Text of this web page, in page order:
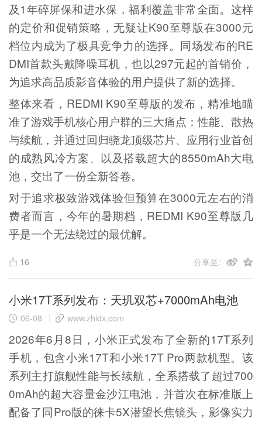
及1年碎屏保和进水保，福利覆盖非常全面。这样
的定价和促销策略，无疑让K90至尊版在3000元
档位内成为了极具竞争力的选择。同场发布的RE
DMI首款头戴降噪耳机，也以297元起的首销价，
为追求高品质影音体验的用户提供了新的选择。
整体来看，REDMI K90至尊版的发布，精准地瞄
准了游戏手机核心用户群的三大痛点：性能、散热
与续航，并通过回归骁龙顶级芯片、应用行业首创
的成熟风冷方案、以及搭载超大的8550mAh大电
池，交出了一份全新答卷。
对于追求极致游戏体验但预算在3000元左右的消
费者而言，今年的暑期档，REDMI K90至尊版几
乎是一个无法绕过的最优解。
16 分享至:
小米17T系列发布：天玑双芯+7000mAh电池
06-08 www.zhidx.com
2026年6月8日，小米正式发布了全新的17T系列
手机，包含小米17T和小米17T Pro两款机型。该
系列主打旗舰性能与长续航，全系搭载了超过700
0mAh的超大容量金沙江电池，并首次在标准版上
配备了同Pro版的徕卡5X潜望长焦镜头，影像实力